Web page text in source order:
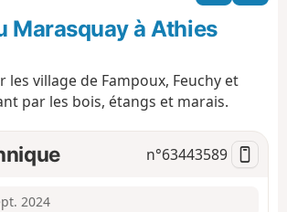
o
l
a
t
Marasquay à Athies
les village de Fampoux, Feuchy et
par les bois, étangs et marais.
n°63443589
2024